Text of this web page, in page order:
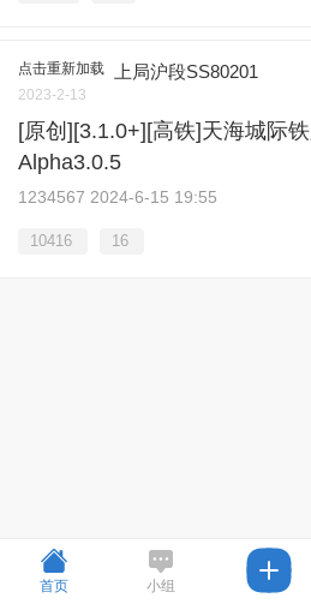
点击重新加载 上局沪段SS80201
2023-2-13
[原创][3.1.0+][高铁]天海城际
Alpha3.0.5
1234567 2024-6-15 19:55
10416 16
首页 小组